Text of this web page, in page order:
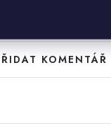
příspěvek k této
KOMENTÁŘ